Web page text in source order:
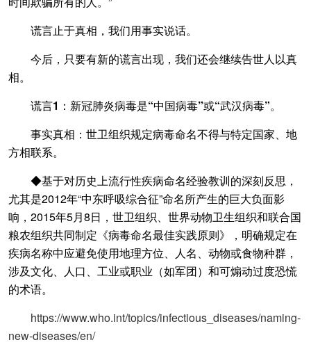
谎言止于真相，我们用事实说话。
今后，只要有新的谎言出现，我们还会继续告世人以真
相。
谎言1：新冠肺炎病毒是“中国病毒”或“武汉病毒”。
事实真相：世卫组织规定病毒命名不得与特定国家、地
方相联系。
◆基于对历史上流行性疾病命名经验教训的深刻反思，
尤其是2012年“中东呼吸综合征”命名所产生的巨大负面影
响，2015年5月8日，世卫组织、世界动物卫生组织和联合国
粮农组织共同制定《病毒命名最佳实践原则》，明确规定在
疾病名称中应避免使用地理方位、人名、动物或食物种群，
涉及文化、人口、工业或职业（如军团）和可煽动过度恐慌
的术语。
https://www.who.int/topics/infectious_diseases/naming-
new-diseases/en/